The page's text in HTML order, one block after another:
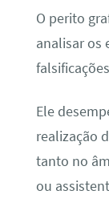
O perito
analisar os
Ele
realização
tanto no
ou